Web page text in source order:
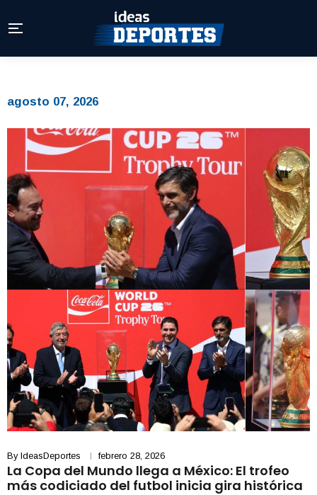
agosto 07, 2026
By IdeasDeportes febrero 28, 2026
La Copa del Mundo llega a México: El trofeo
más codiciado del futbol inicia gira histórica